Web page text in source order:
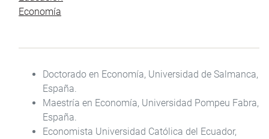
Economía
Doctorado en Economía, Universidad de Salmanca,
España.
Maestría en Economía, Universidad Pompeu Fabra,
España.
Economista Universidad Católica del Ecuador,